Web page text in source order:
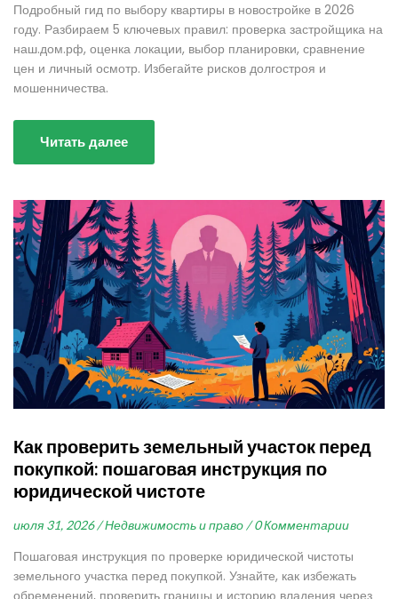
Подробный гид по выбору квартиры в новостройке в 2026
году. Разбираем 5 ключевых правил: проверка застройщика на
наш.дом.рф, оценка локации, выбор планировки, сравнение
цен и личный осмотр. Избегайте рисков долгостроя и
мошенничества.
Читать далее
Как проверить земельный участок перед
покупкой: пошаговая инструкция по
юридической чистоте
июля 31, 2026 / Недвижимость и право / 0 Комментарии
Пошаговая инструкция по проверке юридической чистоты
земельного участка перед покупкой. Узнайте, как избежать